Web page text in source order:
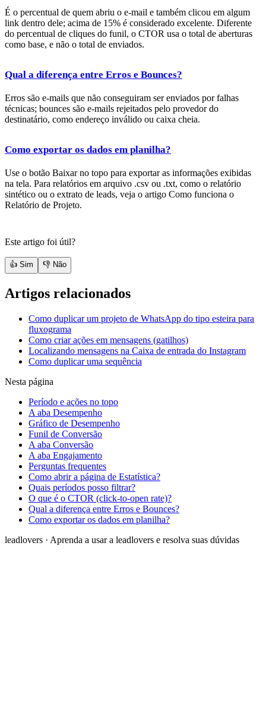
É o percentual de quem abriu o e-mail e também clicou em algum
link dentro dele; acima de 15% é considerado excelente. Diferente
do percentual de cliques do funil, o CTOR usa o total de aberturas
como base, e não o total de enviados.
Qual a diferença entre Erros e Bounces?
Erros são e-mails que não conseguiram ser enviados por falhas
técnicas; bounces são e-mails rejeitados pelo provedor do
destinatário, como endereço inválido ou caixa cheia.
Como exportar os dados em planilha?
Use o botão Baixar no topo para exportar as informações exibidas
na tela. Para relatórios em arquivo .csv ou .txt, como o relatório
sintético ou o extrato de leads, veja o artigo Como funciona o
Relatório de Projeto.
Este artigo foi útil?
👍 Sim 👎 Não
Artigos relacionados
Como duplicar um projeto de WhatsApp do tipo esteira para
fluxograma
Como criar ações em mensagens (gatilhos)
Localizando mensagens na Caixa de entrada do Instagram
Como duplicar uma sequência
Nesta página
Período e ações no topo
A aba Desempenho
Gráfico de Desempenho
Funil de Conversão
A aba Conversão
A aba Engajamento
Perguntas frequentes
Como abrir a página de Estatística?
Quais períodos posso filtrar?
O que é o CTOR (click-to-open rate)?
Qual a diferença entre Erros e Bounces?
Como exportar os dados em planilha?
leadlovers · Aprenda a usar a leadlovers e resolva suas dúvidas